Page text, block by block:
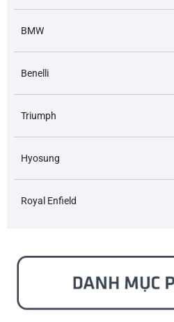
BMW
Benelli
Triumph
Hyosung
Royal Enfield